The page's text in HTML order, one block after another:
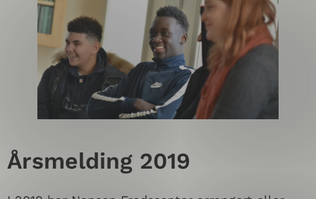
Årsmelding 2019